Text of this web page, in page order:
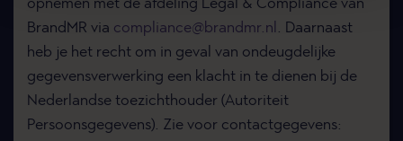
opnemen met de afdeling Legal & Compliance van
BrandMR via compliance@brandmr.nl . Daarnaast
heb je het recht om in geval van ondeugdelijke
gegevensverwerking een klacht in te dienen bij de
Nederlandse toezichthouder (Autoriteit
Persoonsgegevens). Zie voor contactgegevens: